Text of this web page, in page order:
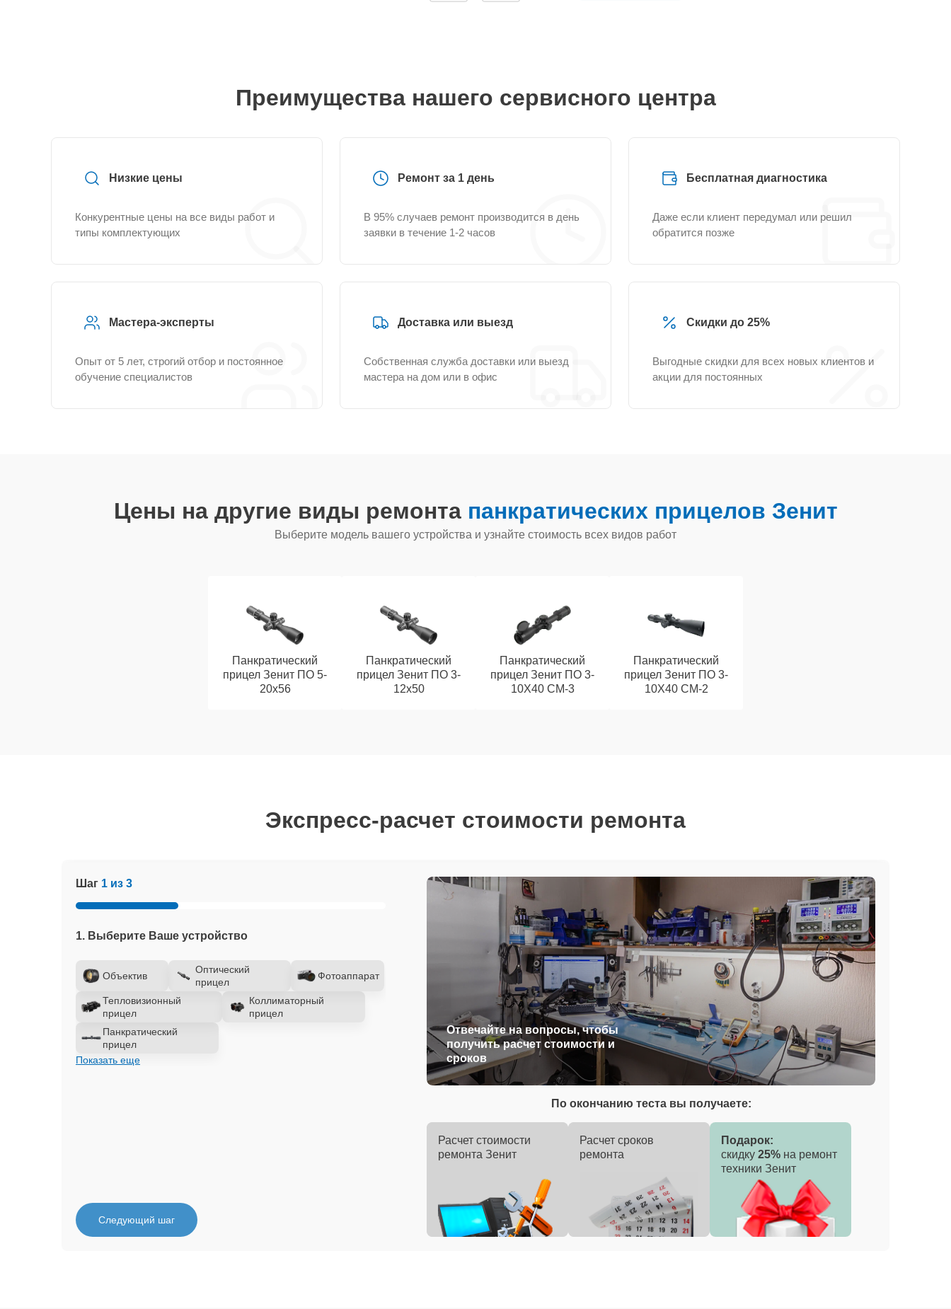
Преимущества нашего сервисного центра
Низкие цены
Конкурентные цены на все виды работ и
типы комплектующих
Ремонт за 1 день
В 95% случаев ремонт производится в день
заявки в течение 1-2 часов
Бесплатная диагностика
Даже если клиент передумал или решил
обратится позже
Мастера-эксперты
Опыт от 5 лет, строгий отбор и постоянное
обучение специалистов
Доставка или выезд
Собственная служба доставки или выезд
мастера на дом или в офис
Скидки до 25%
Выгодные скидки для всех новых клиентов и
акции для постоянных
Цены на другие виды ремонта панкратических прицелов Зенит
Выберите модель вашего устройства и узнайте стоимость всех видов работ
Панкратический
прицел Зенит ПO 5-
20x56
Панкратический
прицел Зенит ПO 3-
12x50
Панкратический
прицел Зенит ПО 3-
10Х40 СМ-3
Панкратический
прицел Зенит ПО 3-
10Х40 СМ-2
Экспресс-расчет стоимости ремонта
Шаг 1 из 3
1. Выберите Ваше устройство
Объектив
Оптический
прицел
Фотоаппарат
Тепловизионный
прицел
Коллиматорный
прицел
Панкратический
прицел
Показать еще
Отвечайте на вопросы, чтобы
получить расчет стоимости и
сроков
Следующий шаг
По окончанию теста вы получаете:
Расчет стоимости
ремонта Зенит
Расчет сроков
ремонта
Подарок:
скидку 25% на ремонт
техники Зенит